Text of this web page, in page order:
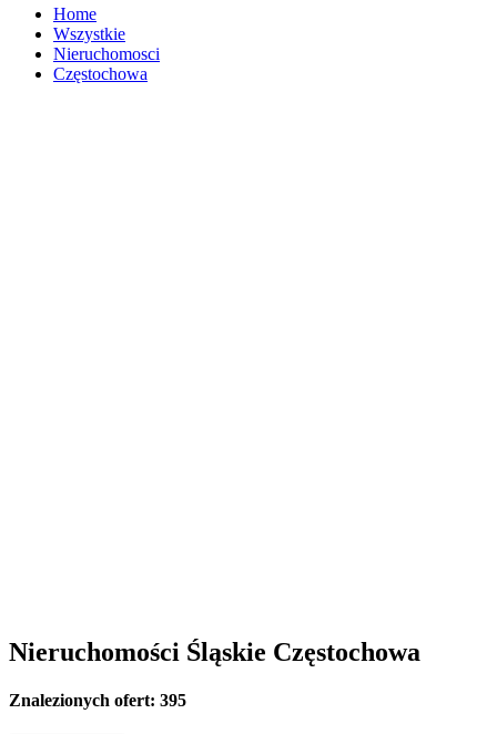
Home
Wszystkie
Nieruchomosci
Częstochowa
Nieruchomości Śląskie Częstochowa
Znalezionych ofert: 395